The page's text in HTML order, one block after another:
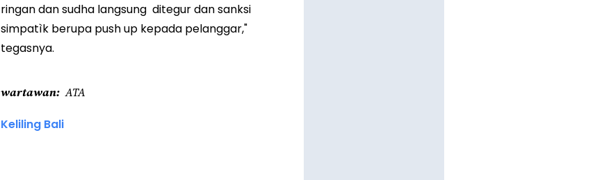
ringan dan sudha langsung ditegur dan sanksi
simpatìk berupa push up kepada pelanggar,"
tegasnya.
wartawan ATA
Keliling Bali